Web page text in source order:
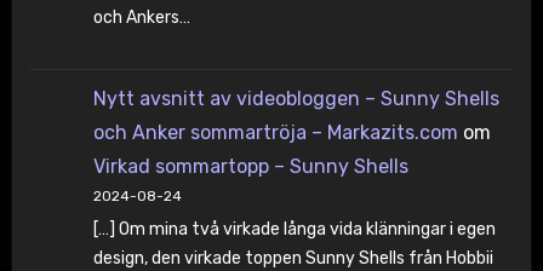
och Ankers…
Nytt avsnitt av videobloggen – Sunny Shells
och Anker sommartröja – Markazits.com om
Virkad sommartopp – Sunny Shells
2024-08-24
[…] Om mina två virkade långa vida klänningar i egen
design, den virkade toppen Sunny Shells från Hobbii